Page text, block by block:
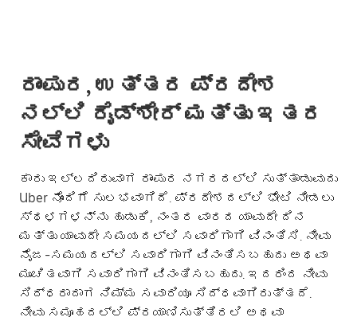
ರಾಂಪುರ, ಉತ್ತರ ಪ್ರದೇಶ
ನಲ್ಲಿ ರೈಡ್‌ಶೇರ್ ಮತ್ತು ಇತರ
ಸೇವೆಗಳು
ಕಾರು ಇಲ್ಲದಿರುವಾಗ ರಾಂಪುರ ನಗರದಲ್ಲಿ ಸುತ್ತಾಡುವುದು
Uber ನೊಂದಿಗೆ ಸುಲಭವಾಗಿದೆ. ಪ್ರದೇಶದಲ್ಲಿ ಭೇಟಿ ನೀಡಲು
ಸ್ಥಳಗಳನ್ನು ಹುಡುಕಿ, ನಂತರ ವಾರದ ಯಾವುದೇ ದಿನ
ಮತ್ತು ಯಾವುದೇ ಸಮಯದಲ್ಲಿ ಸವಾರಿಗಾಗಿ ವಿನಂತಿಸಿ. ನೀವು
ನೈಜ-ಸಮಯದಲ್ಲಿ ಸವಾರಿಗಾಗಿ ವಿನಂತಿಸಬಹುದು ಅಥವಾ
ಮುಂಚಿತವಾಗಿ ಸವಾರಿಗಾಗಿ ವಿನಂತಿಸಬಹುದು. ಇದರಿಂದ ನೀವು
ಸಿದ್ಧರಾದಾಗ ನಿಮ್ಮ ಸವಾರಿಯೂ ಸಿದ್ಧವಾಗಿರುತ್ತದೆ.
ನೀವು ಸಮೂಹದಲ್ಲಿ ಪ್ರಯಾಣಿಸುತ್ತಿರಲಿ ಅಥವಾ